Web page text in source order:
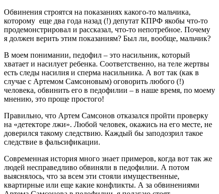
Обвинения строятся на показаниях какого-то мальчика,
которому еще два года назад (!) депутат КПРФ якобы что-то
продемонстрировал и рассказал, что-то непотребное. Почему
я должен верить этим показаниям? Был ли, вообще, мальчик?
В моем понимании, педофил – это насильник, который
хватает и насилует ребенка. Соответственно, на теле жертвы
есть следы насилия и сперма насильника. А вот так (как в
случае с Артемом Самсоновым) оговорить любого (!)
человека, обвинить его в педофилии – в наше время, по моему
мнению, это проще простого!
Правильно, что Артем Самсонов отказался пройти проверку
на «детекторе лжи». Любой человек, окажись на его месте, не
доверился такому следствию. Каждый бы заподозрил такое
следствие в фальсификации.
Современная история много знает примеров, когда вот так же
людей несправедливо обвиняли в педофилии. А потом
выяснялось, что за всем эти стояли имущественные,
квартирные или еще какие конфликты. А за обвинениями